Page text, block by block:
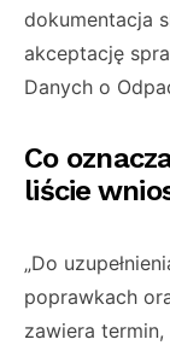
dokumentacja
akceptację
Danych o
Co
liście
„Do
poprawkach
zawiera